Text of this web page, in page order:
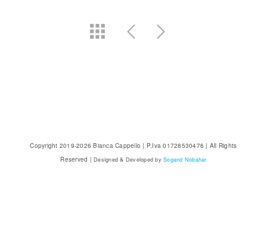
Copyright 2019-2026 Bianca Cappello | P.Iva 01728530476 | All Rights
Reserved |Designed & Developed bySogand Nobahar